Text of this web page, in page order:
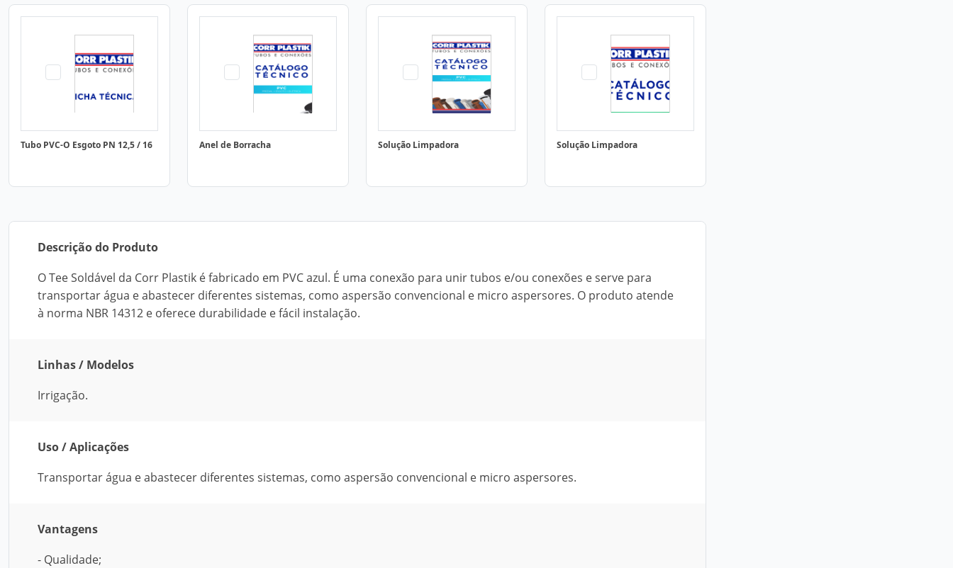
Tubo PVC-O Esgoto PN 12,5 / 16 Anel de Borracha Solução Limpadora Solução Limpadora
Descrição do Produto
O Tee Soldável da Corr Plastik é fabricado em PVC azul. É uma conexão para unir tubos e/ou conexões e serve para
transportar água e abastecer diferentes sistemas, como aspersão convencional e micro aspersores. O produto atende
à norma NBR 14312 e oferece durabilidade e fácil instalação.
Linhas / Modelos
Irrigação.
Uso / Aplicações
Transportar água e abastecer diferentes sistemas, como aspersão convencional e micro aspersores.
Vantagens
- Qualidade;